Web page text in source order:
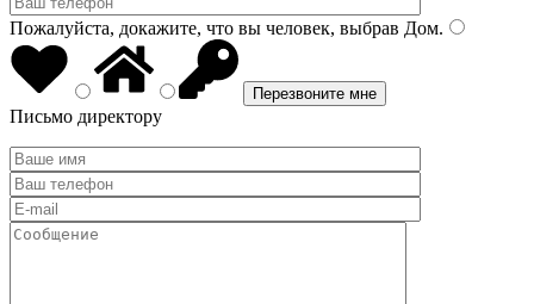
Пожалуйста, докажите, что вы человек, выбрав Дом.
Письмо директору